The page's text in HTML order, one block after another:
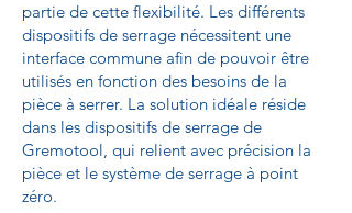
partie de cette flexibilité. Les différents
dispositifs de serrage nécessitent une
interface commune afin de pouvoir être
utilisés en fonction des besoins de la
pièce à serrer. La solution idéale réside
dans les dispositifs de serrage de
Gremotool, qui relient avec précision la
pièce et le système de serrage à point
zéro.